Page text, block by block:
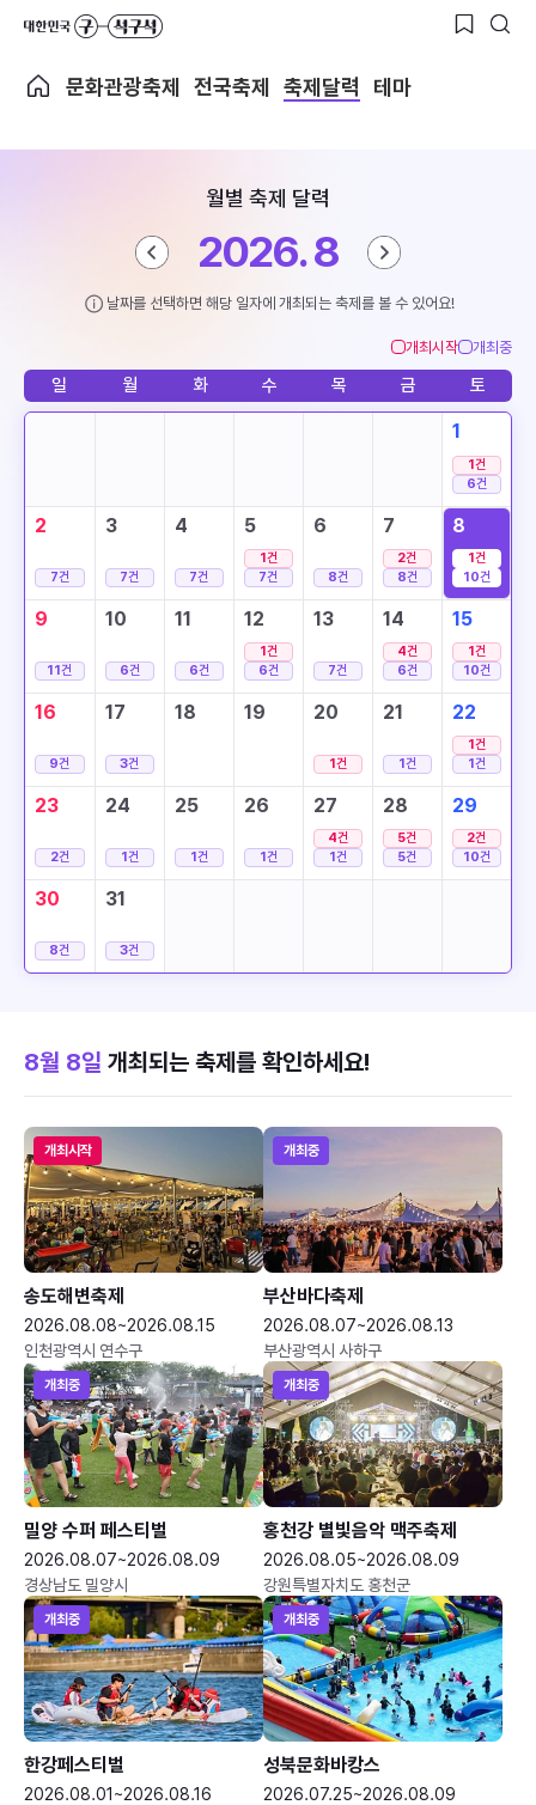
문화관광축제 전국축제 축제달력 테마
월별 축제 달력
2026. 8
날짜를 선택하면 해당 일자에 개최되는 축제를 볼 수 있어요!
개최시작 개최중
일 월 화 수 목 금 토
1
1건
6건
2
7건
3
7건
4
7건
5
1건
7건
6
8건
7
2건
8건
8
1건
10건
9
11건
10
6건
11
6건
12
1건
6건
13
7건
14
4건
6건
15
1건
10건
16
9건
17
3건
18 19 20
1건
21
1건
22
1건
1건
23
2건
24
1건
25
1건
26
1건
27
4건
1건
28
5건
5건
29
2건
10건
30
8건
31
3건
8월 8일 개최되는 축제를 확인하세요!
개최시작
송도해변축제
2026.08.08~2026.08.15
인천광역시 연수구
개최중
부산바다축제
2026.08.07~2026.08.13
부산광역시 사하구
개최중
밀양 수퍼 페스티벌
2026.08.07~2026.08.09
경상남도 밀양시
개최중
홍천강 별빛음악 맥주축제
2026.08.05~2026.08.09
강원특별자치도 홍천군
개최중
한강페스티벌
2026.08.01~2026.08.16
개최중
성북문화바캉스
2026.07.25~2026.08.09